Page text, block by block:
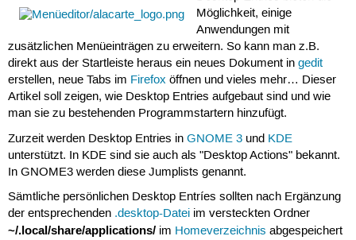
Möglichkeit, einige
Anwendungen mit
zusätzlichen Menüeinträgen zu erweitern. So kann man z.B.
direkt aus der Startleiste heraus ein neues Dokument in gedit
erstellen, neue Tabs im Firefox öffnen und vieles mehr… Dieser
Artikel soll zeigen, wie Desktop Entries aufgebaut sind und wie
man sie zu bestehenden Programmstartern hinzufügt.
Zurzeit werden Desktop Entries in GNOME 3und KDE
unterstützt. In KDE sind sie auch als "Desktop Actions" bekannt.
In GNOME3 werden diese Jumplists genannt.
Sämtliche persönlichen Desktop Entríes sollten nach Ergänzung
der entsprechenden .desktop-Dateiim versteckten Ordner
~/.local/share/applications/im Homeverzeichnis abgespeichert